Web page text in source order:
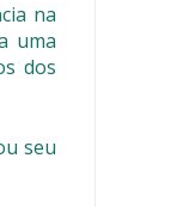
na
uma
dos
seu